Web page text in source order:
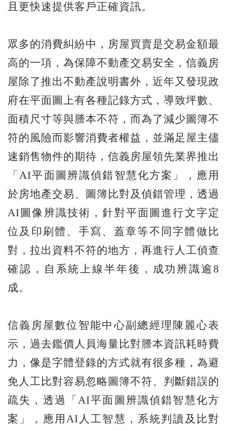
且更快速提供客戶正確資訊。
眾多的消費糾紛中，房屋買賣是交易金額最
高的一項，為保障不動產交易安全，信義房
屋除了推出不動產說明書外，近年又發現政
府在平面圖上有各種記錄方式，導致坪數、
面積尺寸等與謄本不符，而為了減少圖簿不
符的風險而影響消費者權益，並滿足屋主儘
速銷售物件的期待，信義房屋領先業界推出
「AI平面圖辨識偵錯智慧化方案」，應用
於房地產交易、圖簿比對及偵錯管理，透過
AI圖像辨識技術，針對平面圖進行文字定
位及印刷體、手寫、蓋章等不同字體做比
對，拉出資料不符的地方，再進行人工偵查
確認，自系統上線半年後，成功辨識逾8
成。
信義房屋數位智能中心副總經理陳麗心表
示，過去鑑價人員海量比對謄本資訊耗時費
力，像是字體登錄的方式就有很多種，為避
免人工比對容易忽略圖簿不符、判斷錯誤的
疏失，透過「AI平面圖辨識偵錯智慧化方
案」，應用AI人工智慧，系統判讀及比對